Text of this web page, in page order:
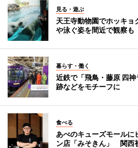
見る・遊ぶ
天王寺動物園でホッキ
や泳ぐ姿を間近で観察も
暮らす・働く
近鉄で「飛鳥・藤原 四
跡などをモチーフに
食べる
あべのキューズモールに
ン店「みそきん」 関西